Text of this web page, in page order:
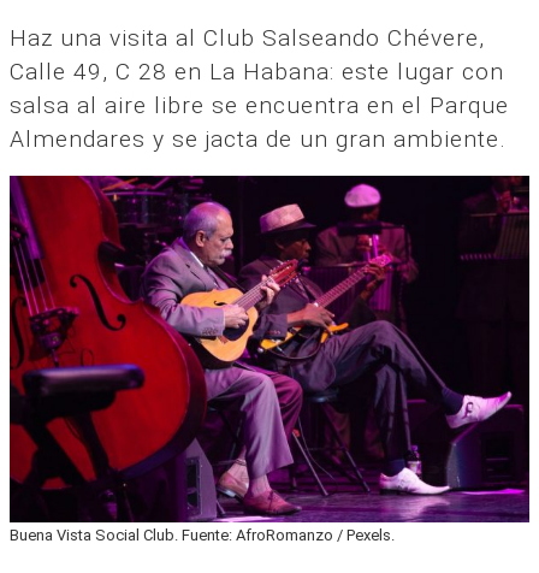
Haz una visita al Club Salseando Chévere,
Calle 49, C 28 en La Habana: este lugar con
salsa al aire libre se encuentra en el Parque
Almendares y se jacta de un gran ambiente.
Buena Vista Social Club. Fuente: AfroRomanzo / Pexels.